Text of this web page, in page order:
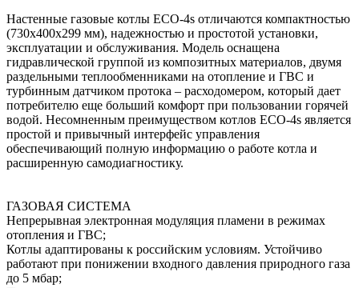
Настенные газовые котлы ECO-4s отличаются компактностью
(730х400х299 мм), надежностью и простотой установки,
эксплуатации и обслуживания. Модель оснащена
гидравлической группой из композитных материалов, двумя
раздельными теплообменниками на отопление и ГВС и
турбинным датчиком протока – расходомером, который дает
потребителю еще больший комфорт при пользовании горячей
водой. Несомненным преимуществом котлов ECO-4s является
простой и привычный интерфейс управления
обеспечивающий полную информацию о работе котла и
расширенную самодиагностику.
ГАЗОВАЯ СИСТЕМА
Непрерывная электронная модуляция пламени в режимах
отопления и ГВС;
Котлы адаптированы к российским условиям. Устойчиво
работают при понижении входного давления природного газа
до 5 мбар;